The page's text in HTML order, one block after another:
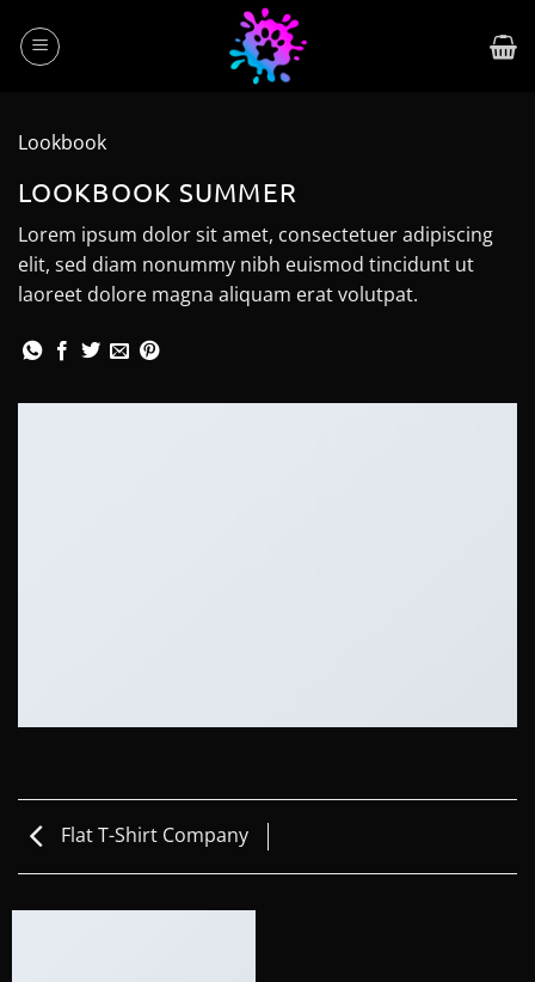
content
Lookbook
LOOKBOOK SUMMER
Lorem ipsum dolor sit amet, consectetuer adipiscing
elit, sed diam nonummy nibh euismod tincidunt ut
laoreet dolore magna aliquam erat volutpat.
Flat T-Shirt Company